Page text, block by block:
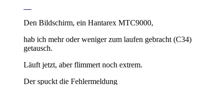
Den Bildschirm, ein Hantarex MTC9000,
hab ich mehr oder weniger zum laufen gebracht (C34)
getausch.
Läuft jetzt, aber flimmert noch extrem.
Der spuckt die Fehlermeldung